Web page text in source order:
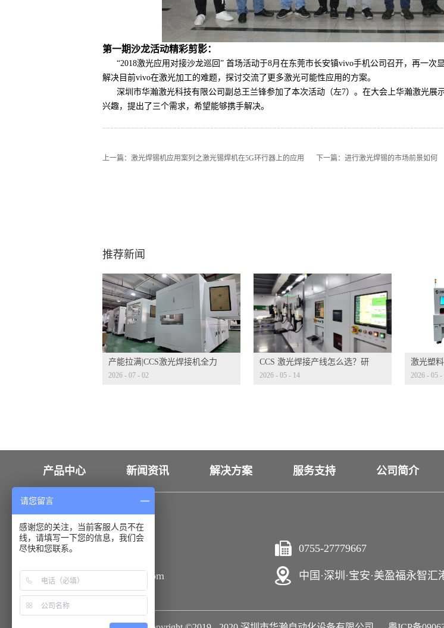
第一期沙龙活动精彩剪影：
“2018激光应用对接沙龙巡回” 首场活动于8月在东莞市长安镇vivo手机公司召开，再一
解决目前vivo在激光加工的难题，探讨交流了更多激光可能性应用的方案。
深圳市华瀚激光科技有限公司副总王兰锋参加了本次活动（左7）。在大会上华瀚激光
兴趣，提出了三个需求，希望能够携手解决。
上一篇： 激光焊锡机应用案列之激光锡焊机在5G环行器上的应用 下一篇： 进行激光焊锡的市场前景如何
推荐新闻
产能拉满|CCS激光焊接机全力
2026 - 07 - 02
CCS 激光焊接产线怎么选？研
2026 - 05 - 14
激光塑
2026 - 05 -
产品中心 新闻资讯 解决方案 服务支持 公司简介
联系我们
18926550173 0755-27779667
sale@huahanauto.com 中国·深圳·宝安·美盈福永智汇
请您留言
感谢您的关注，当前客服人员不在
线，请填写一下您的信息，我们会
尽快和您联系。